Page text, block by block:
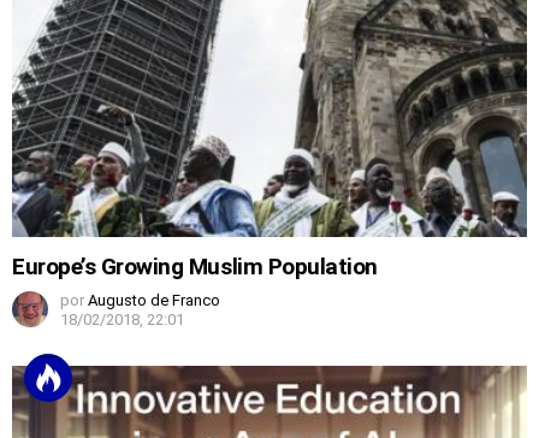
Europe’s Growing Muslim Population
por Augusto de Franco
18/02/2018, 22:01